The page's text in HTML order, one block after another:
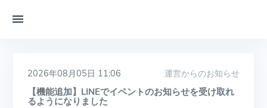
運営からのお知らせ
2026年08月05日 11:06
【機能追加】LINEでイベントのお知らせを受け取れ
るようになりました